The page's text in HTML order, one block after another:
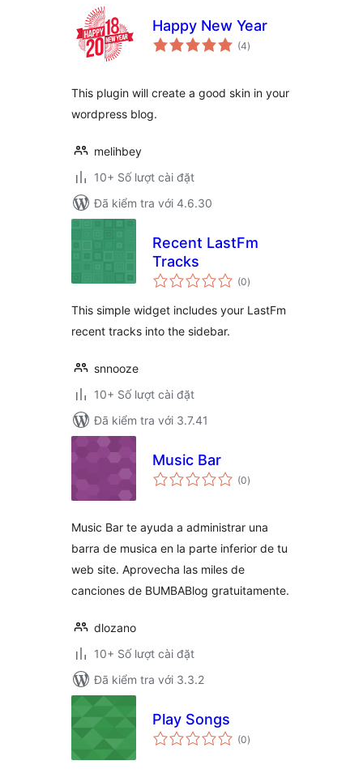
Happy New Year
(4tổng
đánh
)
This plugin will create a good skin in your
wordpress blog.
melihbey
10+ Số lượt cài đặt
Đã kiểm tra với 4.6.30
Recent LastFm
Tracks
(0tổng
đánh
)
This simple widget includes your LastFm
recent tracks into the sidebar.
snnooze
10+ Số lượt cài đặt
Đã kiểm tra với 3.7.41
Music Bar
(0tổng
đánh
)
Music Bar te ayuda a administrar una
barra de musica en la parte inferior de tu
web site. Aprovecha las miles de
canciones de BUMBABlog gratuitamente.
dlozano
10+ Số lượt cài đặt
Đã kiểm tra với 3.3.2
Play Songs
(0tổng
đánh
)